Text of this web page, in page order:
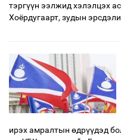
тэргүүн ээлжид хэлэлцэх
Хоёрдугаарт, зудын
ирэх амралтын өдрүүдэд